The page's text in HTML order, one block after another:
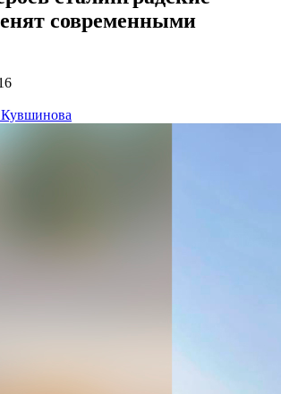
современными
Кувшинова